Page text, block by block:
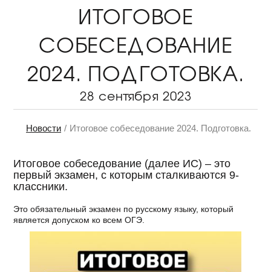
ИТОГОВОЕ
СОБЕСЕДОВАНИЕ
2024. ПОДГОТОВКА.
28 сентября 2023
Новости Итоговое собеседование 2024. Подготовка.
Итоговое собеседование (далее ИС) – это
первый экзамен, с которым сталкиваются 9-
классники.
Это обязательный экзамен по русскому языку, который
является допуском ко всем ОГЭ.